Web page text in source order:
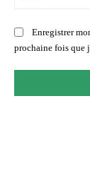
Enregistrer
prochaine fois que